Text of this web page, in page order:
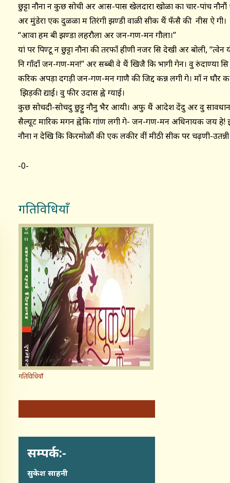
छुट्टा नौना न कुछ सोची अर आस-पास खेलदारा खोळा का चार-पांच
अर मुंडेरा एक दुळळा म तिरंगी झण्डी वाळी सीक थैं फँसै की नीस ऐ गी।
‘‘आवा हम बी झण्डा लहरौला अर जन-गण-मन गौला।’’
यां पर पिण्टू न छुट्टा नौना की तरफाँ हीणी नजर सि देखी अर बोली,
नि गाँदाँ जन-गण-मन!’’ अर सब्बी वे थैं खिजै कि भागी गेन। वु रुंदाण्या
करिक अपड़ा दगड़ी जन-गण-मन गाणै की जिद्द कन्न लगी गे। माँ न
झिड़की द्याई। वु फीर उदास ह्वे ग्याई।
कुछ सोचदी-सोचदु छुट्टु नौनु भैर आयी। अफु थैं आदेश देंदु अर वु सावधान-
सैल्यूट मारिक मगन ह्वेकि गांण लगी गे- जन-गण-मन अधिनायक जय हे!
नौना न देखि कि किरमोळौं की एक लकीर वीं मीठी सीक पर चढ़णी-
-0-
गतिविधियाँ
गतिविधियाँ
सम्पर्क:-
सुकेश साहनी